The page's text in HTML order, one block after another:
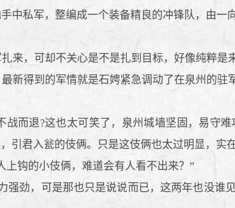
中私军，整编成一个装备精良的冲锋队，由
，可却不关心是不是扎到目标，好像纯粹是
新得到的军情就是石娉紧急调动了在泉州的
而退?这也太可笑了，泉州城墙坚固，易守
引君入瓮的伎俩。只是这伎俩也太过明显，实
钩的小伎俩，难道会有人看不出来？”
劲，可是那也只是说说而已，这两年也没谁